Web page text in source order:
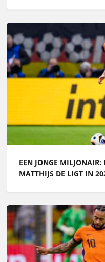
EEN JONGE MILJONAIR:
MATTHIJS DE LIGT IN